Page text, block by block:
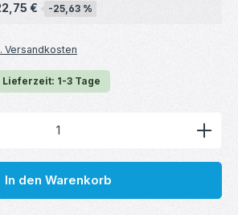
€ -25,63 %
Versandkosten
1-3 Tage
Gib den gewünschten Wert ein
In den Warenkorb